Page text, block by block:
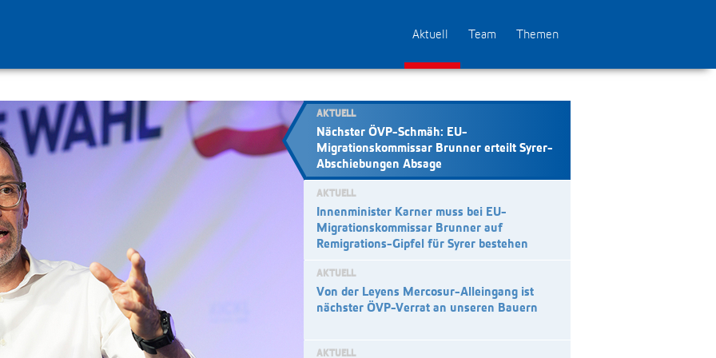
Aktuell Team Themen
AKTUELL
Nächster ÖVP-Schmäh: EU-
Migrationskommissar Brunner erteilt Syrer-
Abschiebungen Absage
AKTUELL
Innenminister Karner muss bei EU-
Migrationskommissar Brunner auf
Remigrations-Gipfel für Syrer bestehen
AKTUELL
Von der Leyens Mercosur-Alleingang ist
nächster ÖVP-Verrat an unseren Bauern
AKTUELL